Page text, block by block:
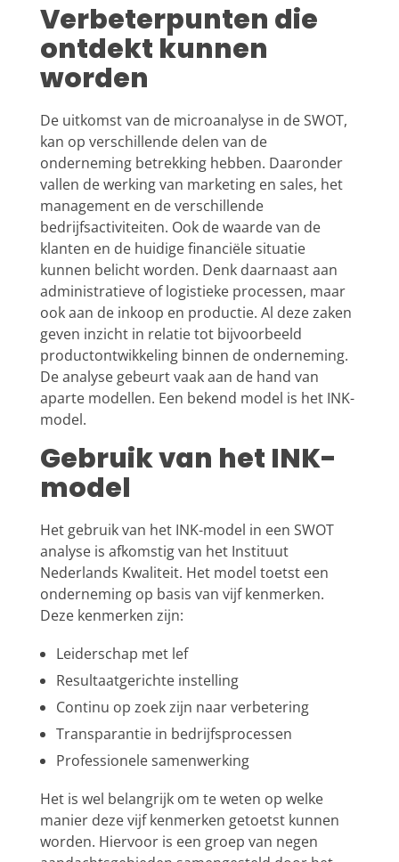
Verbeterpunten die
ontdekt kunnen
worden
De uitkomst van de microanalyse in de SWOT,
kan op verschillende delen van de
onderneming betrekking hebben. Daaronder
vallen de werking van marketing en sales, het
management en de verschillende
bedrijfsactiviteiten. Ook de waarde van de
klanten en de huidige financiële situatie
kunnen belicht worden. Denk daarnaast aan
administratieve of logistieke processen, maar
ook aan de inkoop en productie. Al deze zaken
geven inzicht in relatie tot bijvoorbeeld
productontwikkeling binnen de onderneming.
De analyse gebeurt vaak aan de hand van
aparte modellen. Een bekend model is het INK-
model.
Gebruik van het INK-
model
Het gebruik van het INK-model in een SWOT
analyse is afkomstig van het Instituut
Nederlands Kwaliteit. Het model toetst een
onderneming op basis van vijf kenmerken.
Deze kenmerken zijn:
Leiderschap met lef
Resultaatgerichte instelling
Continu op zoek zijn naar verbetering
Transparantie in bedrijfsprocessen
Professionele samenwerking
Het is wel belangrijk om te weten op welke
manier deze vijf kenmerken getoetst kunnen
worden. Hiervoor is een groep van negen